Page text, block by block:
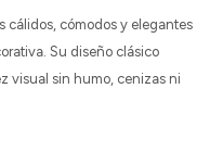
cálidos, cómodos y elegantes
Su diseño clásico
visual sin humo, cenizas ni